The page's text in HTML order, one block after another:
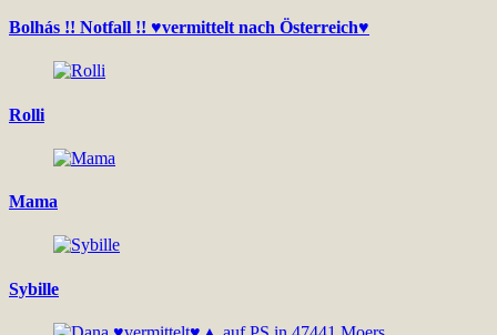
Bolhás !! Notfall !! ♥vermittelt nach Österreich♥
Rolli
Mama
Sybille